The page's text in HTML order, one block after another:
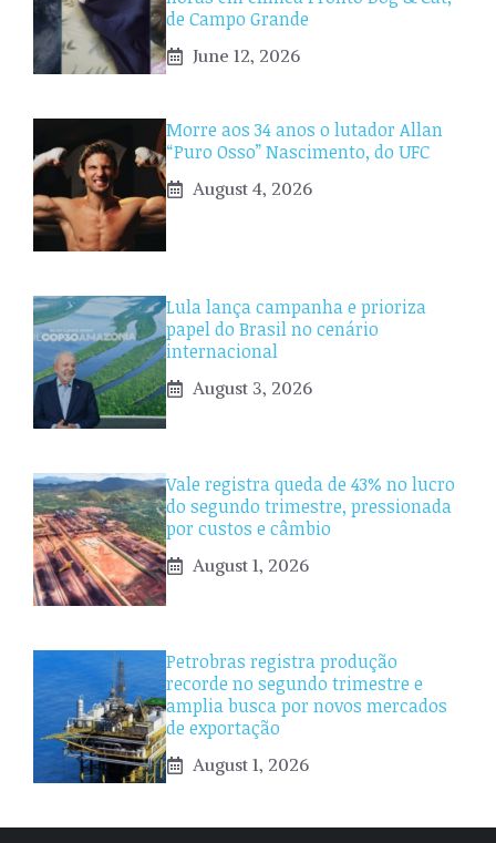
de Campo Grande
June 12, 2026
Morre aos 34 anos o lutador Allan
“Puro Osso” Nascimento, do UFC
August 4, 2026
Lula lança campanha e prioriza
papel do Brasil no cenário
internacional
August 3, 2026
Vale registra queda de 43% no lucro
do segundo trimestre, pressionada
por custos e câmbio
August 1, 2026
Petrobras registra produção
recorde no segundo trimestre e
amplia busca por novos mercados
de exportação
August 1, 2026